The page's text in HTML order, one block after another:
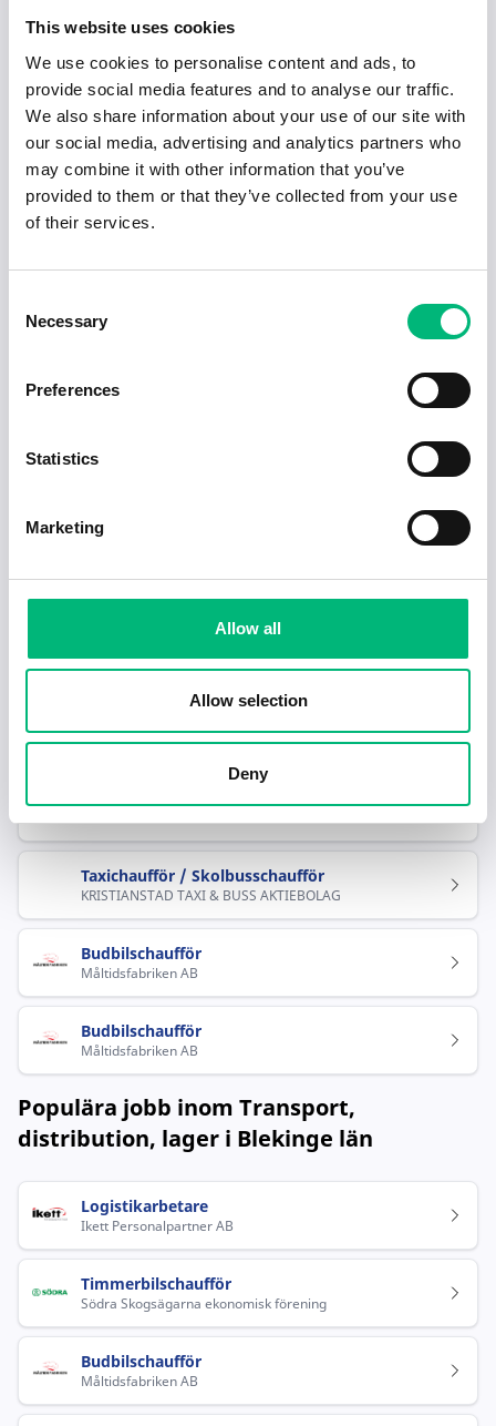
This website uses cookies
We use cookies to personalise content and ads, to
provide social media features and to analyse our traffic.
We also share information about your use of our site with
our social media, advertising and analytics partners who
may combine it with other information that you’ve
provided to them or that they’ve collected from your use
of their services.
Selection
Necessary
Preferences
Statistics
Marketing
Allow all
Allow selection
Deny
Skolbusschaufför
Sölvesborg 2026-08-30
2026-04-30
Chaufförer för sommarvikariat
DFDS AB
Karlshamn
DFDS AB
Redo för nästa steg i karriären?
Rekommenderade jobb inom Transport,
distribution, lager i Blekinge län
Telepass AB
Taxichaufför / Skolbusschaufför
KRISTIANSTAD TAXI & BUSS AKTIEBOLAG
Budbilschaufför
Måltidsfabriken AB
Budbilschaufför
Måltidsfabriken AB
Populära jobb inom Transport,
distribution, lager i Blekinge län
Logistikarbetare
Ikett Personalpartner AB
Timmerbilschaufför
Södra Skogsägarna ekonomisk förening
Budbilschaufför
Måltidsfabriken AB